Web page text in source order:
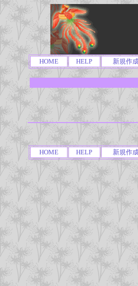
HOME HELP 新規作
HOME HELP 新規作